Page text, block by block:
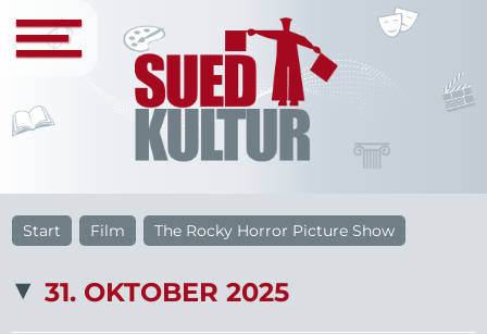
Start Film The Rocky Horror Picture Show
31. OKTOBER 2025